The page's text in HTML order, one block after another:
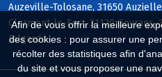
Afin de vous offrir la meilleure
des cookies : pour assurer une
récolter des statistiques afin
du site et vous proposer une
Auzeville-Tolosane, 31650
Clermont-le-Fort, 31120 Goyrans,
Falgarde